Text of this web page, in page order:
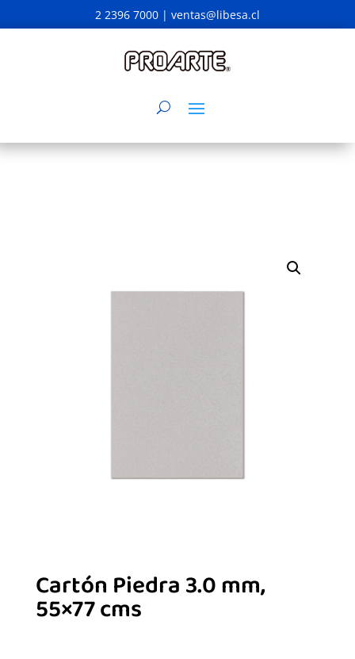
2 2396 7000 | ventas@libesa.cl
Cartón Piedra 3.0 mm,
55×77 cms